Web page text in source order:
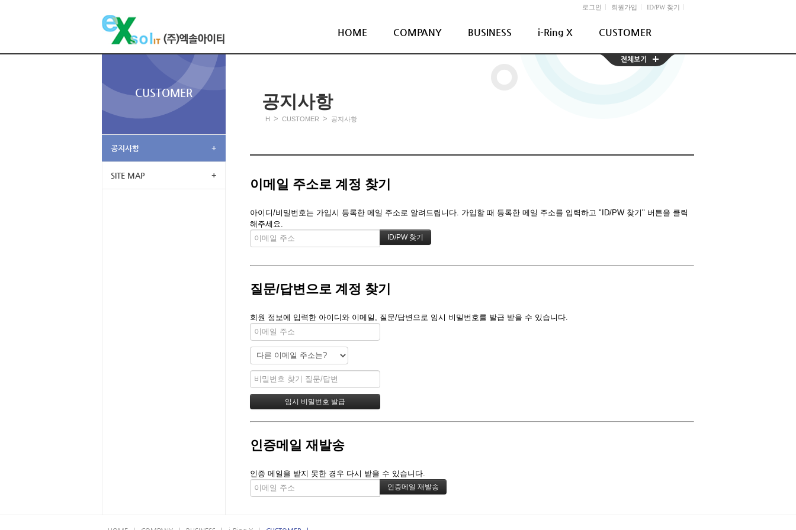
로그인 회원가입 ID/PW 찾기
HOME COMPANY BUSINESS i-Ring X CUSTOMER
CUSTOMER
공지사항 +
SITE MAP +
공지사항
H > CUSTOMER > 공지사항
이메일 주소로 계정 찾기
아이디/비밀번호는 가입시 등록한 메일 주소로 알려드립니다. 가입할 때 등록한 메일 주소를 입력하고 "ID/PW 찾기" 버튼을 클릭
해주세요.
질문/답변으로 계정 찾기
회원 정보에 입력한 아이디와 이메일, 질문/답변으로 임시 비밀번호를 발급 받을 수 있습니다.
인증메일 재발송
인증 메일을 받지 못한 경우 다시 받을 수 있습니다.